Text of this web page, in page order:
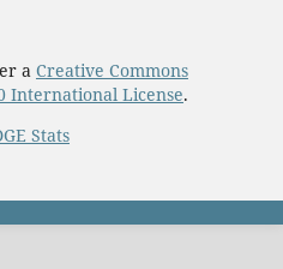
a Creative Commons
International License.
Stats